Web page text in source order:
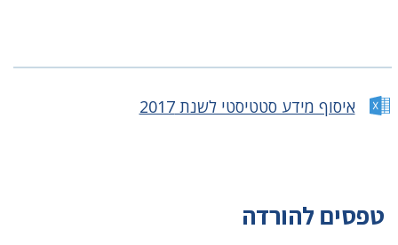
איסוף מידע סטטיסטי לשנת 2017
טפסים להורדה